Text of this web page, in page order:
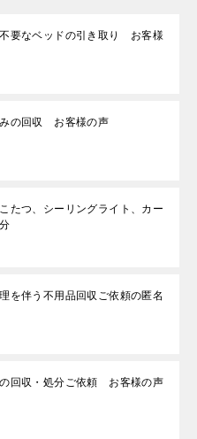
要なベッドの引き取り お客様
の回収 お客様の声
たつ、シーリングライト、カー
を伴う不用品回収ご依頼の匿名
の回収・処分ご依頼 お客様の声